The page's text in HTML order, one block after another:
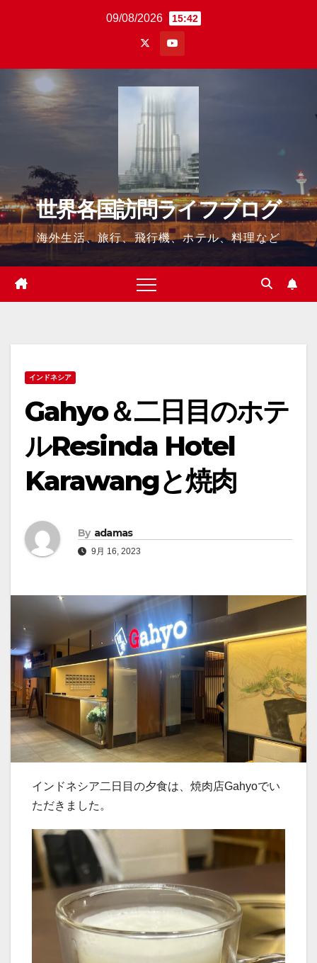
09/08/2026 15:42
世界各国訪問ライフブログ
海外生活、旅行、飛行機、ホテル、料理など
インドネシア
Gahyo＆二日目のホテ
ルResinda Hotel
Karawangと焼肉
By adamas
9月 16, 2023
インドネシア二日目の夕食は、焼肉店Gahyoでい
ただきました。